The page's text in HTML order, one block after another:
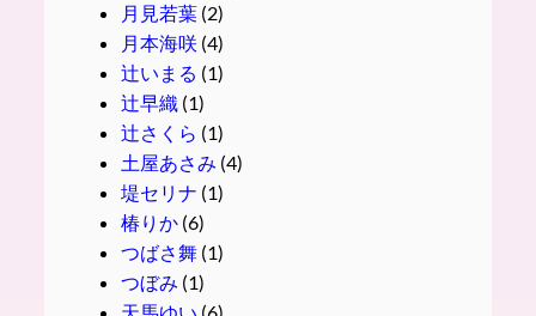
月見若葉(2)
月本海咲(4)
辻いまる (1)
辻早織(1)
辻さくら (1)
土屋あさみ (4)
堤セリナ (1)
椿りか(6)
つばさ舞(1)
つぼみ (1)